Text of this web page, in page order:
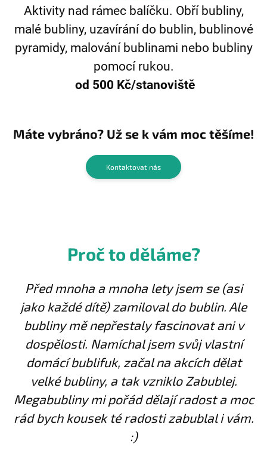
Aktivity nad rámec balíčku. Obří bubliny,
malé bubliny, uzavírání do bublin, bublinové
pyramidy, malování bublinami nebo bubliny
pomocí rukou.
od 500 Kč/stanoviště
Máte vybráno? Už se k vám moc těšíme!
Kontaktovat nás
Proč to děláme?
Před mnoha a mnoha lety jsem se (asi
jako každé dítě) zamiloval do bublin. Ale
bubliny mě nepřestaly fascinovat ani v
dospělosti. Namíchal jsem svůj vlastní
domácí bublifuk, začal na akcích dělat
velké bubliny, a tak vzniklo Zabublej.
Megabubliny mi pořád dělají radost a moc
rád bych kousek té radosti zabublal i vám.
:)